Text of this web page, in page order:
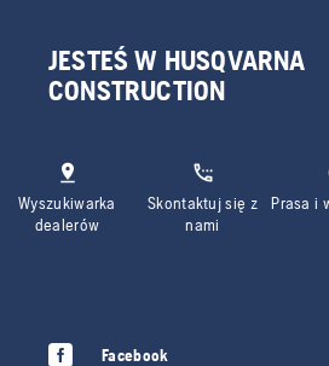
JESTEŚ W HUSQVARNA
CONSTRUCTION
Wyszukiwarka
dealerów
Skontaktuj się z
nami
Prasa i
Facebook